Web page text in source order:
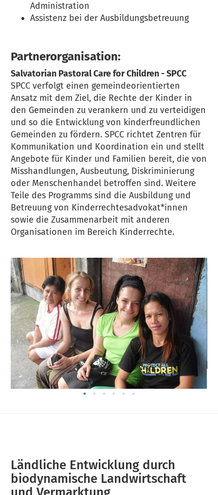
Administration
Assistenz bei der Ausbildungsbetreuung
Partnerorganisation:
Salvatorian Pastoral Care for Children - SPCC
SPCC verfolgt einen gemeindeorientierten
Ansatz mit dem Ziel, die Rechte der Kinder in
den Gemeinden zu verankern und zu verteidigen
und so die Entwicklung von kinderfreundlichen
Gemeinden zu fördern. SPCC richtet Zentren für
Kommunikation und Koordination ein und stellt
Angebote für Kinder und Familien bereit, die von
Misshandlungen, Ausbeutung, Diskriminierung
oder Menschenhandel betroffen sind. Weitere
Teile des Programms sind die Ausbildung und
Betreuung von Kinderrechtesadvokat*innen
sowie die Zusammenarbeit mit anderen
Organisationen im Bereich Kinderrechte.
Ländliche Entwicklung durch
biodynamische Landwirtschaft